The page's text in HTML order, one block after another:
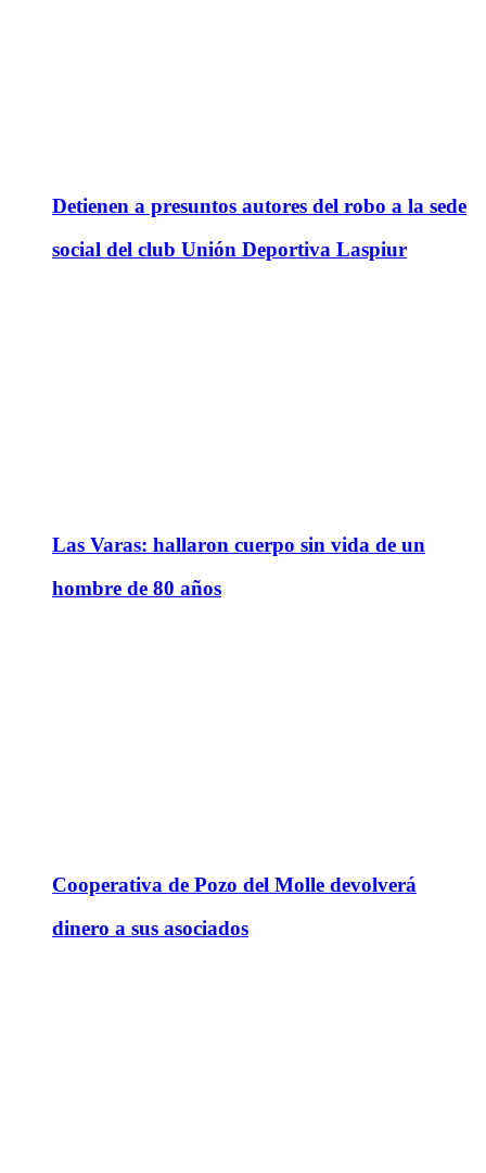
Detienen a presuntos autores del robo a la sede
social del club Unión Deportiva Laspiur
Las Varas: hallaron cuerpo sin vida de un
hombre de 80 años
Cooperativa de Pozo del Molle devolverá
dinero a sus asociados